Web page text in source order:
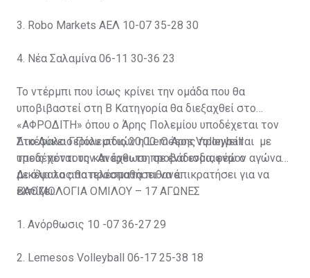
3. Robo Markets ΑΕΛ 10-07 35-28 30
4. Νέα Σαλαμίνα 06-11 30-36 23
Το ντέρμπι που ίσως κρίνει την ομάδα που θα
υποβιβαστεί στη Β Κατηγορία θα διεξαχθεί στο
«ΑΦΡΟΔΙΤΗ» όπου ο Άρης Πολεμίου υποδέχεται τον
Δικέφαλο Γερίου στις 20:00. Ο Άρης προηγείται με
τρεις πόντους και έχει το προβάδισμα, ενώ ο
Δικέφαλος θα προσπαθήσει να επικρατήσει για να
ελπίζει.
Στο Λύκειο Πολεμιδιών η Lemesos Volleyball
υποδέχεται την Ανόρθωση σε ένα ενδιαφέρον αγώνα
με όλα τα αποτελέσματα πιθανά.
ΒΑΘΜΟΛΟΓΙΑ ΟΜΙΛΟΥ – 17 ΑΓΩΝΕΣ
1. Ανόρθωσις 10 -07 36-27 29
2. Lemesos Volleyball 06-17 25-38 18